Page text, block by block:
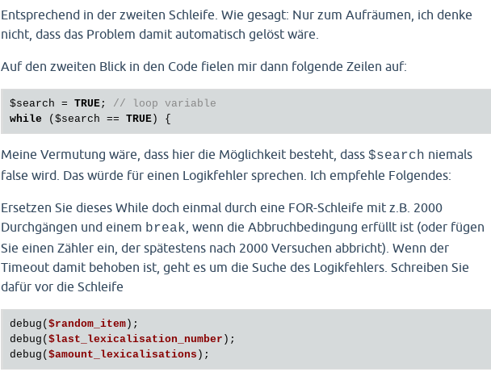
Entsprechend in der zweiten Schleife. Wie gesagt: Nur zum Aufräumen, ich denke
nicht, dass das Problem damit automatisch gelöst wäre.
Auf den zweiten Blick in den Code fielen mir dann folgende Zeilen auf:
$search = TRUE ; // loop variable
while ($search == TRUE
Meine Vermutung wäre, dass hier die Möglichkeit besteht, dass$search niemals
false wird. Das würde für einen Logikfehler sprechen. Ich empfehle Folgendes:
Ersetzen Sie dieses While doch einmal durch eine FOR-Schleife mit z.B. 2000
Durchgängen und einem break , wenn die Abbruchbedingung erfüllt ist (oder fügen
Sie einen Zähler ein, der spätestens nach 2000 Versuchen abbricht). Wenn der
Timeout damit behoben ist, geht es um die Suche des Logikfehlers. Schreiben Sie
dafür vor die Schleife
debug($random_item );
debug($last_lexicalisation_number );
debug($amount_lexicalisations